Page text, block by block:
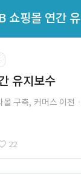
쇼핑몰 연간
유지보수
몰 구축, 커머스 이전
22